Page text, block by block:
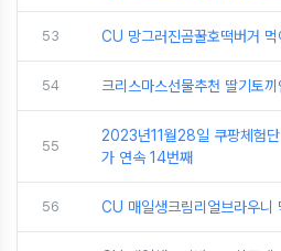
53 CU 망그러진곰꿀호떡버거 먹
54 크리스마스선물추천 딸기토
55
2023년11월28일 쿠팡체험
가 연속 14번째
56 CU 매일생크림리얼브라우니